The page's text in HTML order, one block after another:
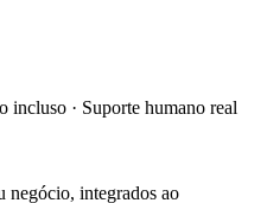
incluso · Suporte humano real
negócio, integrados ao